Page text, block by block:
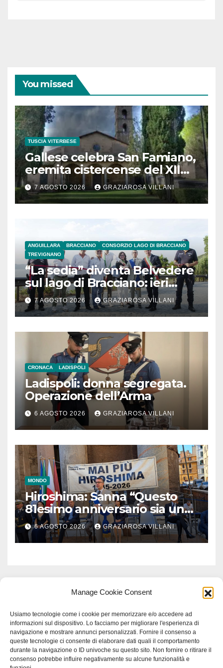
Manage Cookie Consent
Usiamo tecnologie come i cookie per memorizzare e/o accedere ad
informazioni sul dispositivo. Lo facciamo per migliorare l'esperienza di
navigazione e mostrare annunci personalizzati. Fornire il consenso a
queste tecnologie ci consente di elaborare dati quali il comportamento
durante la navigazione o ID univoche su questo sito. Non fornire o ritirare il
consenso potrebbe influire negativamente su alcune funzionalità e
You missed
TUSCIA VITERBESE
Gallese celebra San Famiano,
eremita cistercense del XII
secolo
7 AGOSTO 2026 GRAZIAROSA VILLANI
ANGUILLARA BRACCIANO
CONSORZIO LAGO DI BRACCIANO
TREVIGNANO
“La sedia” diventa Belvedere
sul lago di Bracciano: ieri
l’inaugurazione
7 AGOSTO 2026 GRAZIAROSA VILLANI
CRONACA LADISPOLI
Ladispoli: donna segregata.
Operazione dell’Arma
6 AGOSTO 2026 GRAZIAROSA VILLANI
MONDO
Hiroshima: Sanna “Questo
81esimo anniversario sia un
monito per tutti”
6 AGOSTO 2026 GRAZIAROSA VILLANI